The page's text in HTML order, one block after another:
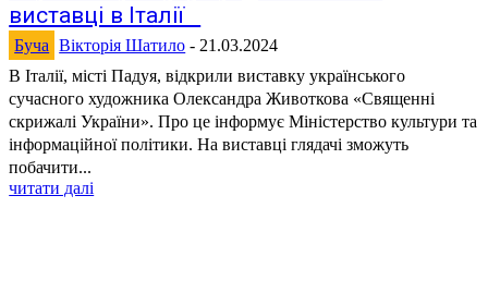
виставці в Італії
Буча Вікторія Шатило - 21.03.2024
В Італії, місті Падуя, відкрили виставку українського
сучасного художника Олександра Животкова «Священні
скрижалі України». Про це інформує Міністерство культури та
інформаційної політики. На виставці глядачі зможуть
побачити...
читати далі